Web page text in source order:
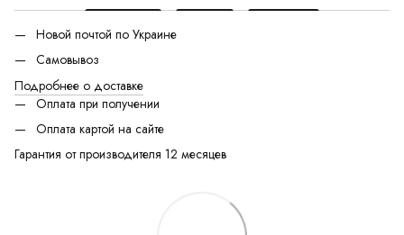
Новой почтой по Украине
Самовывоз
Подробнее о доставке
Оплата при получении
Оплата картой на сайте
Гарантия от производителя 12 месяцев